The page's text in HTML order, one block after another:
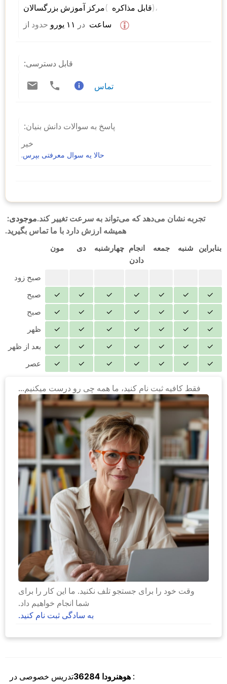
مرکز آموزش بزرگسالان ( قابل مذاکره )،
از حدود در ساعت
قابل دسترسی:
تماس
پاسخ به سوالات دانش بنیان:
خیر
حالا یه سوال معرفتی بپرس.
موجودی:تجربه نشان می‌دهد که می‌تواند به سرعت تغییر کند.
همیشه ارزش دارد با ما تماس بگیرید.
مون دی چهارشنبه انجام
دادن
جمعه شنبه بنابراین
صبح زود
صبح
✓ ✓ ✓ ✓ ✓ ✓
✓
صبح
✓ ✓ ✓ ✓ ✓ ✓
✓
ظهر
✓ ✓ ✓ ✓ ✓ ✓
✓
بعد از ظهر
✓ ✓ ✓ ✓ ✓ ✓
✓
عصر
✓ ✓ ✓ ✓ ✓ ✓ ✓
فقط کافیه ثبت نام کنید، ما همه چی رو درست میکنیم...
وقت خود را برای جستجو تلف نکنید. ما این کار را برای
شما انجام خواهیم داد.
به سادگی ثبت نام کنید.
تدریس خصوصی در36284 هوهنرودا :